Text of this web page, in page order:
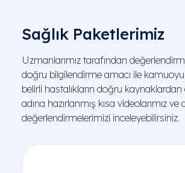
Sağlık Paketlerimiz
Uzmanlarımız tarafından
doğru bilgilendirme amacı ile
belirli hastalıkların doğru
adına hazırlanmış kısa videolarımız ve
değerlendirmelerimizi inceleyebilirsiniz.